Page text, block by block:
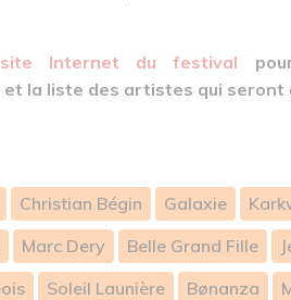
site Internet du festival
la liste des artistes qui seront
Christian Bégin Galaxie
Marc Dery Belle Grand Fille
Soleil Launière Bønanza